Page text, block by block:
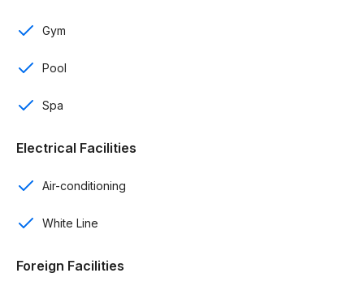
Balcones terrazas
Completamente amueblados
Connecting
Terrazas con piscina swim up
Piscina
Carritos de golf
Gym
Pool
Spa
Electrical Facilities
Air-conditioning
White Line
Foreign Facilities